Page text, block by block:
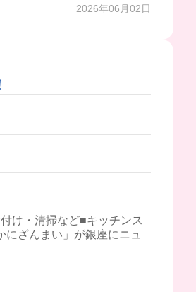
2026年06月02日
け・清掃など■キッチンス
ざんまい」が銀座にニュ